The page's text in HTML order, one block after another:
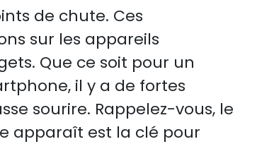
de chute. Ces
sur les appareils
Que ce soit pour un
il y a de fortes
sourire. Rappelez-vous, le
apparaît est la clé pour